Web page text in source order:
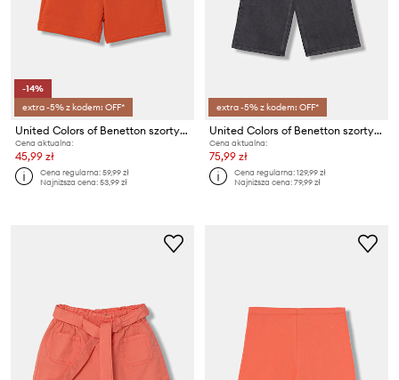
-14%
extra -5% z kodem: OFF*
United Colors of Benetton szorty dziecięce bawełniane
Cena aktualna:
45,99 zł
Cena regularna:59,99 zł
Najniższa cena:53,99 zł
extra -5% z kodem: OFF*
United Colors of Benetton szorty jeansowe dziecięce
Cena aktualna:
75,99 zł
Cena regularna:129,99 zł
Najniższa cena:79,99 zł